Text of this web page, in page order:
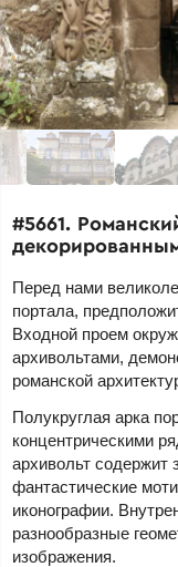
#5661.
Перед нами
портала,
Входной проем
архивольтами,
романской
Полукруглая арка
концентрическими
архивольт
фантастические
иконографии.
разнообразные
изображения.